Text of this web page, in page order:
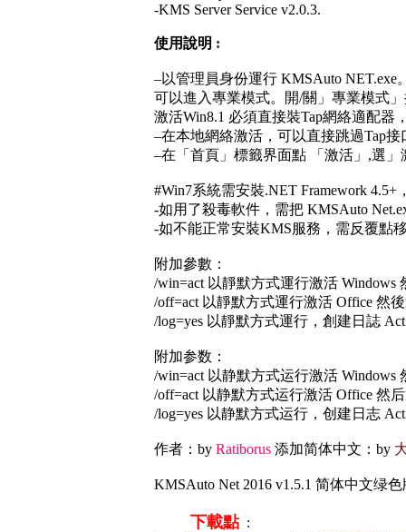
-KMS Server Service v2.0.3.
使用說明 :
–以管理員身份運行 KMSAuto
可以進入專業模式。開/關」專業模式
激活Win8.1 必須直接裝Tap網絡適配器
–在本地網絡激活，可以直接跳過Tap
–在「首頁」標籤界面點 「激活」,選」
#Win7系統需安裝.NET Framework
-如用了殺毒軟件，需把 KMSAuto
-如不能正常安裝KMS服務，需反覆點
附加參數：
/win=act 以靜默方式運行激活 Windows
/off=act 以靜默方式運行激活 Office 然
/log=yes 以靜默方式運行，創建日誌
附加参数：
/win=act 以静默方式运行激活 Windows
/off=act 以静默方式运行激活 Office 然
/log=yes 以静默方式运行，创建日志
作者：by Ratiborus 添加简体中文：by
KMSAuto Net 2016 v1.5.1 简体中文绿
下載點: